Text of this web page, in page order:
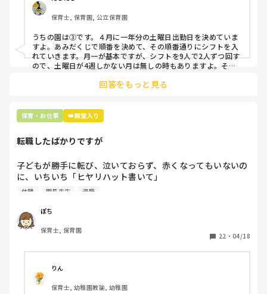
クアップしてもらう
③仮シフトが出た時、土曜出勤が難しければ自身で代わりの
人を交渉して見つけてもらう
上記のいずれかの対策を取り入れることを考えています。
保育士, 保育園, 公立保育園
うちの園は③です。４月に一年分の土曜日出勤日を決めていま
すよ。あみだくじで順番を決めて、その順番通りにシフトを入
れていきます。月一が基本ですが、シフトを9人で2人ずつ回す
ので、土曜日が4週しかない月は無しの時もありますよ。その
て貰い、主任に報告してます。
回答をもっと見る
保育・お仕事 👑殿堂入り
転職したばかりですが
子どもが勝手に転び、泣いておらず、赤くなってもいないの
に、いちいち「ヒヤリハット書いて」
と書かされ
（そう言う本人は書かない）
しかも、上司に↑この内容でも
ちゃんと考えて対策を練って書き込むようにと。
呼ばれて一緒に対策を考えさせられること多数
これだけで30〜40分拘束されて辛いです
休憩 園長先生 退職
ぽち
保育士, 保育園
22 ・ 04/18
りん
保育士, 幼稚園教諭, 幼稚園